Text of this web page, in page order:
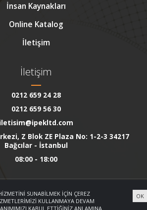
İnsan Kaynakları
Online Katalog
İletişim
İletişim
0212 659 24 28
0212 659 56 30
iletisim@ipekltd.com
Z Blok ZE Plaza No: 1-2-3 34217
Bağcılar - İstanbul
08:00 - 18:00
SUNABILMEK IÇIN ÇEREZ
KULLANMAYA DEVAM
KABUL ETTIĞINIZ ANLAMINA
OK